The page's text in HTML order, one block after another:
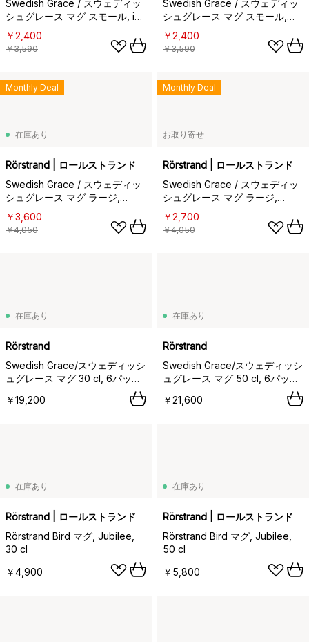
Swedish Grace / スウェディッ
シュグレース マグ スモール, ice
(light blue)
￥2,400
￥3,590
Swedish Grace / スウェディッ
シュグレース マグ スモール,
meadow 30 cl
￥2,400
￥3,590
在庫あり
Rörstrand | ロールストランド
Swedish Grace / スウェディッ
シュグレース マグ ラージ,
snow (white)
￥3,600
￥4,050
Monthly Deal
お取り寄せ
Rörstrand | ロールストランド
Swedish Grace / スウェディッ
シュグレース マグ ラージ,
stone (dark grey)
￥2,700
￥4,050
Monthly Deal
在庫あり
Rörstrand
Swedish Grace/スウェディッシ
ュグレース マグ 30 cl, 6パック
￥19,200
在庫あり
Rörstrand
Swedish Grace/スウェディッシ
ュグレース マグ 50 cl, 6パック
￥21,600
在庫あり
Rörstrand | ロールストランド
Rörstrand Bird マグ, Jubilee,
30 cl
￥4,900
在庫あり
Rörstrand | ロールストランド
Rörstrand Bird マグ, Jubilee,
50 cl
￥5,800